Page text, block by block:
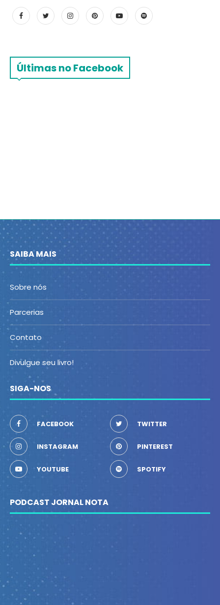
Últimas no Facebook
SAIBA MAIS
Sobre nós
Parcerias
Contato
Divulgue seu livro!
SIGA-NOS
FACEBOOK TWITTER
INSTAGRAM PINTEREST
YOUTUBE SPOTIFY
PODCAST JORNAL NOTA